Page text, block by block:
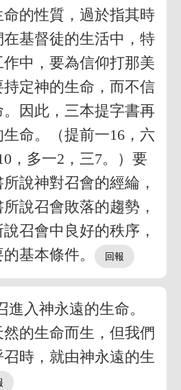
的性質，過於指其時
基督徒的生活中，特
中，要為信仰打那美
定神的生命，而不信
因此，三本提字書再
命。（提前一16，六
，多一2，三7。）要
說神對召會的經綸，
說召會敗落的趨勢，
召會中良好的秩序，
基本條件。
進入神永遠的生命。
的生命而生，但我們
時，就由神永遠的生